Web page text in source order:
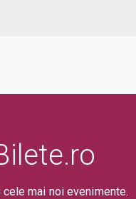
mai noi evenimente.